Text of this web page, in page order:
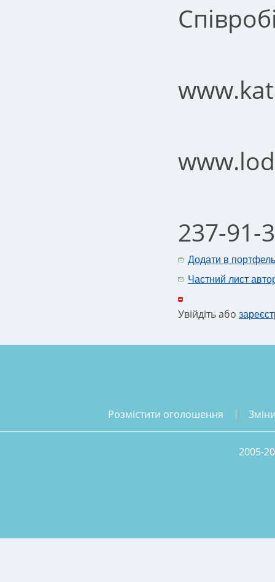
237-91-
Додати в портфель
Частний лист
Увійдіть або
розмістити оголошення
2005-